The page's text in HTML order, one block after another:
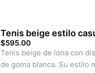
Tenis beige estilo
$595.00
Tenis beige de lona con
de goma blanca. Su estilo